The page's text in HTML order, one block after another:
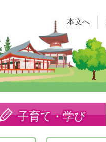
本文へ
子育て・学び